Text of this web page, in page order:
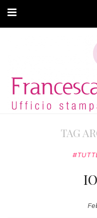
ARTICOLI
MODA ADATTIVA
TAG